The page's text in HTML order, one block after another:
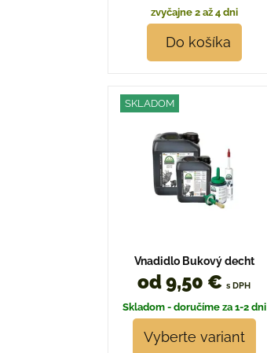
zvyčajne 2 až 4 dni
Do košíka
SKLADOM
Vnadidlo Bukový decht
od 9,50 € s DPH
Skladom - doručíme za 1-2 dni
Vyberte variant